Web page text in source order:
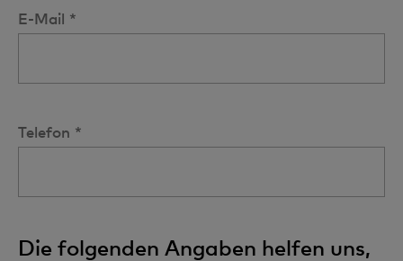
E-Mail *
Telefon *
Die folgenden Angaben helfen uns,